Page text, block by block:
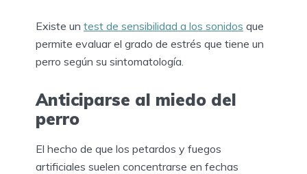
Existe un test de sensibilidad a los sonidos que
permite evaluar el grado de estrés que tiene un
perro según su sintomatología.
Anticiparse al miedo del
perro
El hecho de que los petardos y fuegos
artificiales suelen concentrarse en fechas